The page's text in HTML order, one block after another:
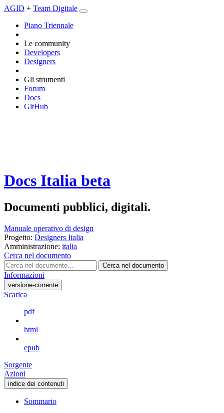
AGID + Team Digitale
Piano Triennale
Le community
Developers
Designers
Gli strumenti
Forum
Docs
GitHub
Docs Italia beta
Documenti pubblici, digitali.
Manuale operativo di design
Progetto: Designers Italia
Amministrazione: italia
Cerca nel documento
Cerca nel documento
Informazioni
versione-corrente
Scarica
pdf
html
epub
Sorgente
Azioni
indice dei contenuti
Sommario